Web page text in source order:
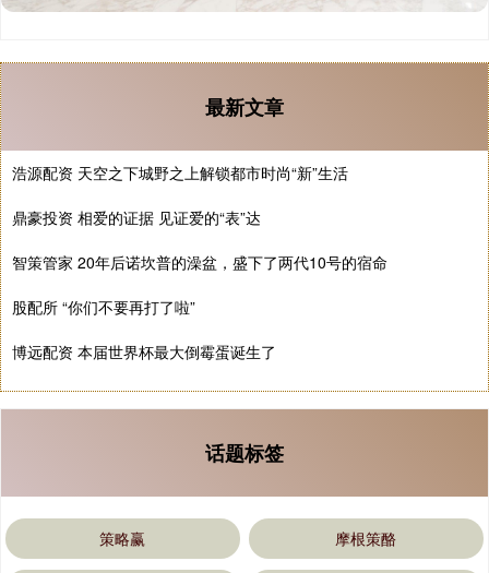
最新文章
浩源配资 天空之下城野之上解锁都市时尚“新”生活
鼎豪投资 相爱的证据 见证爱的“表”达
智策管家 20年后诺坎普的澡盆，盛下了两代10号的宿命
股配所 “你们不要再打了啦”
博远配资 本届世界杯最大倒霉蛋诞生了
话题标签
策略赢 摩根策酪